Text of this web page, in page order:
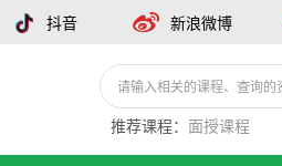
抖音 新浪微博
推荐课程： 面授课程